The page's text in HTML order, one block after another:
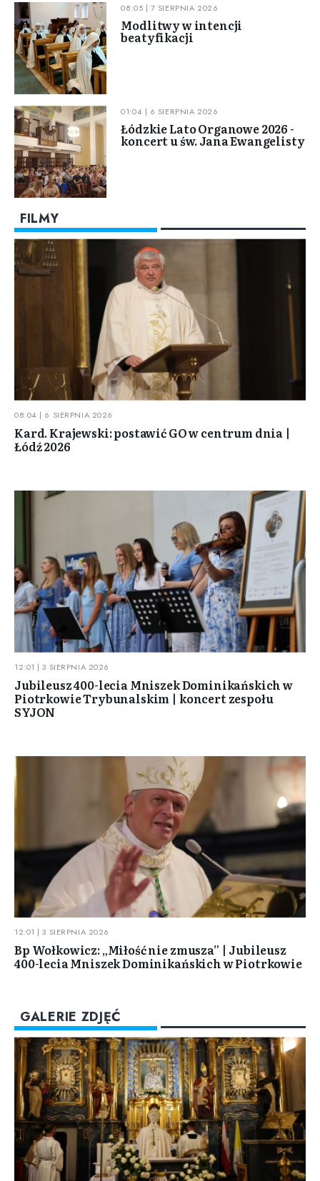
08:05 | 7 SIERPNIA 2026
Modlitwy w intencji
beatyfikacji
01:04 | 6 SIERPNIA 2026
Łódzkie Lato Organowe 2026 -
koncert u św. Jana Ewangelisty
FILMY
08:04 | 6 SIERPNIA 2026
Kard. Krajewski: postawić GO w centrum dnia |
Łódź 2026
12:01 | 3 SIERPNIA 2026
Jubileusz 400-lecia Mniszek Dominikańskich w
Piotrkowie Trybunalskim | koncert zespołu
SYJON
12:01 | 3 SIERPNIA 2026
Bp Wołkowicz: „Miłość nie zmusza” | Jubileusz
400-lecia Mniszek Dominikańskich w Piotrkowie
GALERIE ZDJĘĆ